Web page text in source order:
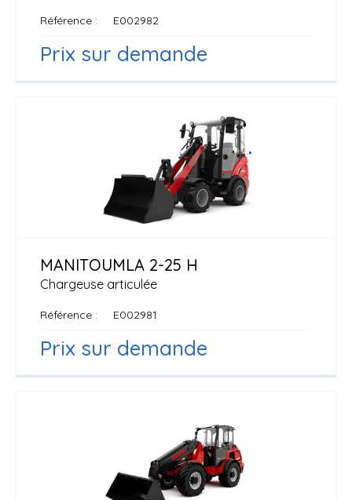
Référence E002982
Prix sur demande
Chargeuse articulée
MANITOUMLA 2-25 H
Référence E002981
Prix sur demande